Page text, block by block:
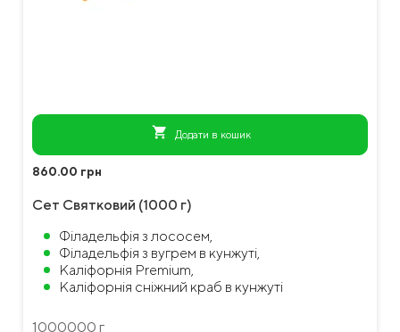
shopping_cart Додати в кошик
860.00 грн
Сет Святковий (1000 г)
Філадельфія з лососем,
Філадельфія з вугрем в кунжуті,
Каліфорнія Premium,
Каліфорнія сніжний краб в кунжуті
1000000 г